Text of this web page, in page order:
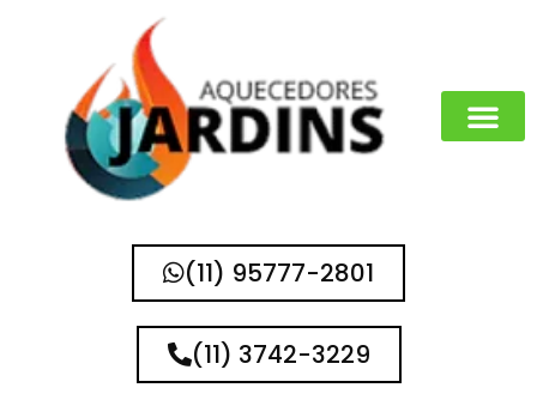
(11) 95777-2801
(11) 3742-3229